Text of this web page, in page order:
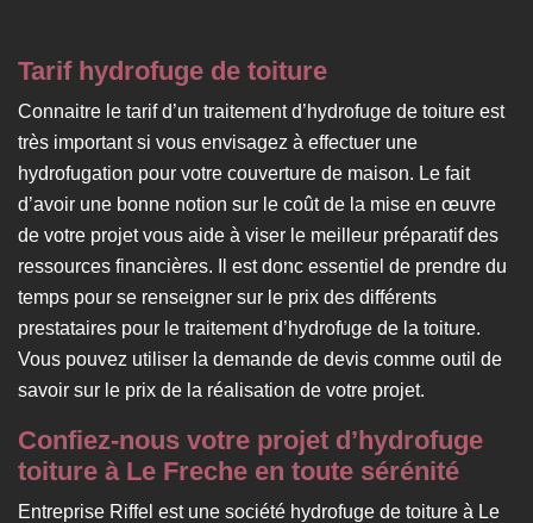
Tarif hydrofuge de toiture
Connaitre le tarif d’un traitement d’hydrofuge de toiture est
très important si vous envisagez à effectuer une
hydrofugation pour votre couverture de maison. Le fait
d’avoir une bonne notion sur le coût de la mise en œuvre
de votre projet vous aide à viser le meilleur préparatif des
ressources financières. Il est donc essentiel de prendre du
temps pour se renseigner sur le prix des différents
prestataires pour le traitement d’hydrofuge de la toiture.
Vous pouvez utiliser la demande de devis comme outil de
savoir sur le prix de la réalisation de votre projet.
Confiez-nous votre projet d’hydrofuge
toiture à Le Freche en toute sérénité
Entreprise Riffel est une société hydrofuge de toiture à Le